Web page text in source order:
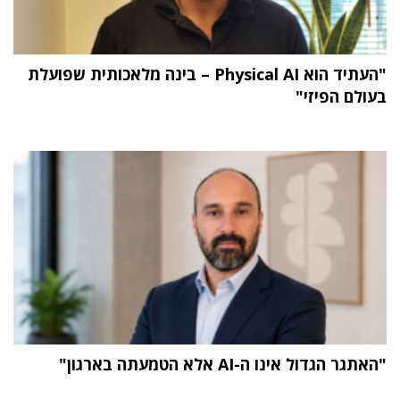
"העתיד הוא Physical AI – בינה מלאכותית שפועלת
בעולם הפיזי"
"האתגר הגדול אינו ה-AI אלא הטמעתה בארגון"